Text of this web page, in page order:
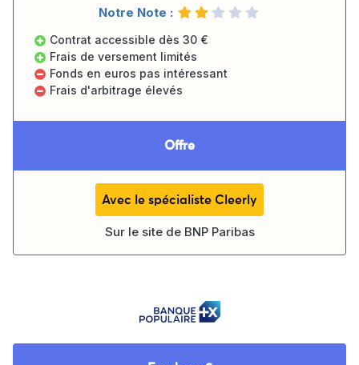
Notre Note :
Contrat accessible dès 30 €
Frais de versement limités
Fonds en euros pas intéressant
Frais d'arbitrage élevés
Offre
Avec le spécialiste Cleerly
Sur le site de BNP Paribas